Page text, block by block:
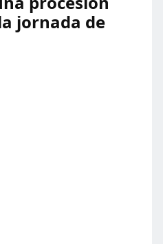
jornada de